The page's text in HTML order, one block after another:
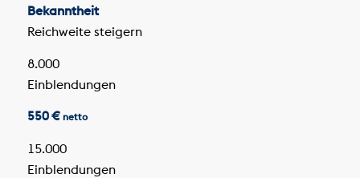
Bekanntheit
Reichweite steigern
8.000
Einblendungen
550 € netto
15.000
Einblendungen